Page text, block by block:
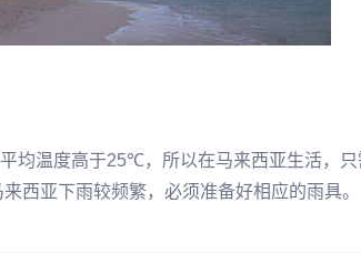
均温度高于25℃，所以在马来西亚生活，
西亚下雨较频繁，必须准备好相应的雨具。